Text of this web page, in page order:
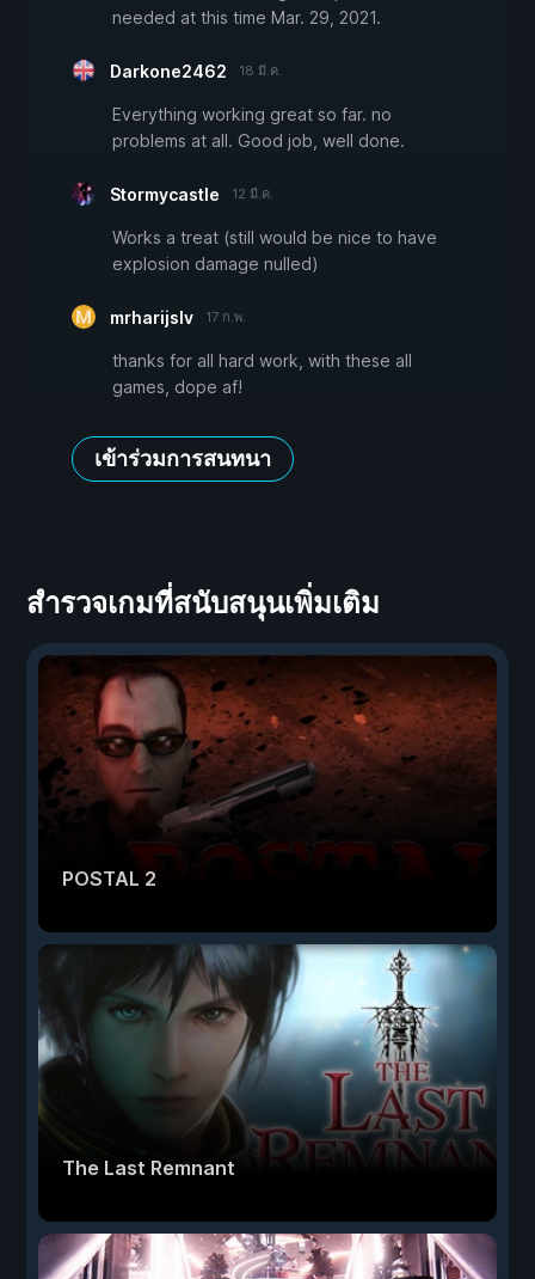
needed at this time Mar. 29, 2021.
Darkone2462 18 มี.ค.
Everything working great so far. no
problems at all. Good job, well done.
Stormycastle 12 มี.ค.
Works a treat (still would be nice to have
explosion damage nulled)
mrharijslv 17 ก.พ.
thanks for all hard work, with these all
games, dope af!
เข้าร่วมการสนทนา
สำรวจเกมที่สนับสนุนเพิ่มเติม
POSTAL 2
The Last Remnant